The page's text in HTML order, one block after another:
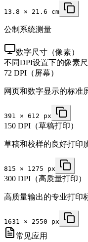
13.8 × 21.6 cm
公制系统测量
数字尺寸（像素）
不同DPI设置下的像素
72 DPI（屏幕）
网页和数字显示的标准
391 × 612 px
150 DPI（草稿打印）
草稿和校样的良好打印
815 × 1275 px
300 DPI（高质量打印）
高质量输出的专业打印
1631 × 2550 px
常见应用